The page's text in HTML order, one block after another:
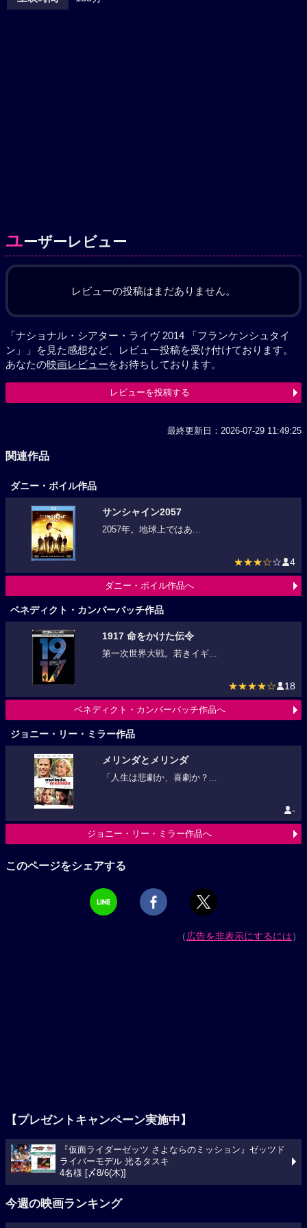
ユーザーレビュー
レビューの投稿はまだありません。
「ナショナル・シアター・ライヴ 2014 「フランケンシュタイ
ン」」を見た感想など、レビュー投稿を受け付けております。
あなたの映画レビューをお待ちしております。
レビューを投稿する
最終更新日：2026-07-29 11:49:25
関連作品
ダニー・ボイル作品
サンシャイン2057
2057年。地球上ではあ...
★★★☆☆ 4
ダニー・ボイル作品へ
ベネディクト・カンバーバッチ作品
1917 命をかけた伝令
第一次世界大戦。若きイギ...
★★★★☆ 18
ベネディクト・カンバーバッチ作品へ
ジョニー・リー・ミラー作品
メリンダとメリンダ
「人生は悲劇か、喜劇か？...
-
ジョニー・リー・ミラー作品へ
このページをシェアする
（広告を非表示にするには）
【プレゼントキャンペーン実施中】
『仮面ライダーゼッツ さよならのミッション』ゼッツド
ライバーモデル 光るタスキ
4名様 [〆8/6(木)]
今週の映画ランキング